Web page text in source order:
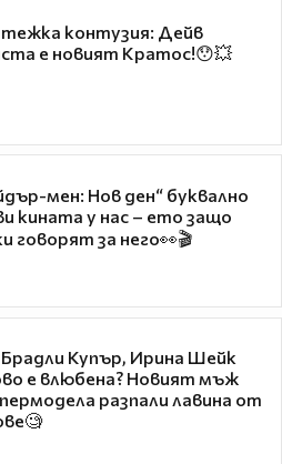
контузия: Дейв
е новият Кратос!😯💥
мен: Нов ден“ буквално
кината у нас – ето защо
говорят за него👀🎬
Купър, Ирина Шейк
е влюбена? Новият мъж
разпали лавина от